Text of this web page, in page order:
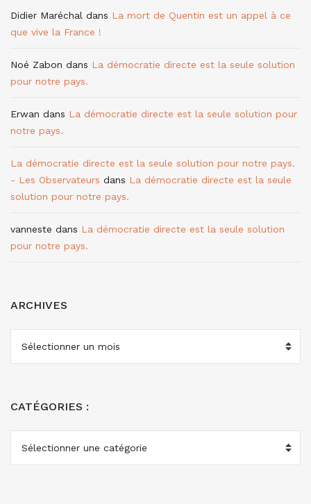
Didier Maréchal dans La mort de Quentin est un appel à ce
que vive la France !
Noé Zabon dans La démocratie directe est la seule solution
pour notre pays.
Erwan dans La démocratie directe est la seule solution pour
notre pays.
La démocratie directe est la seule solution pour notre pays.
- Les Observateurs dans La démocratie directe est la seule
solution pour notre pays.
vanneste dans La démocratie directe est la seule solution
pour notre pays.
ARCHIVES
CATÉGORIES :